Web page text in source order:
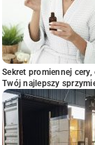
Sekret promiennej
Twój najlepszy